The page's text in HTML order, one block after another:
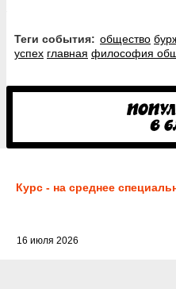
Теги события: общество
успех главная философия
Курс - на среднее
16 июля 2026